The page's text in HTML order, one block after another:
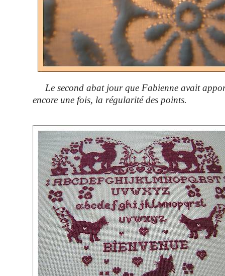
Le second abat jour que Fabienne avait
encore une fois, la régularité des points.